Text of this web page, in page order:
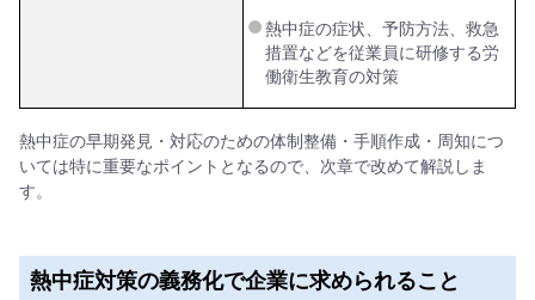
熱中症の症状、予防方法、救急
措置などを従業員に研修する労
働衛生教育の対策
熱中症の早期発見・対応のための体制整備・手順作成・周知につ
いては特に重要なポイントとなるので、次章で改めて解説しま
す。
熱中症対策の義務化で企業に求められること